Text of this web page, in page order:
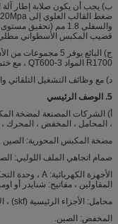
قضيب المكبس الأسطواني مطلي
R1700 المواد QT600-3 ، مع ختم الطابع.
د) مع وظائف التشغيل
5. الوصف الرئيسي
أ) الشركات المصنعة لمضخة
، المحامل ، المخفض ، المحرك
مضخة المكبس المحورية: الصين
صمام اتجاهي الملف اللولبي:
المقاولين ، مفاتيح: شنايدر أو
محامل: الأجزاء الرئيسية (skf) ، الآخرين (الصين)
المخفض: الصين.